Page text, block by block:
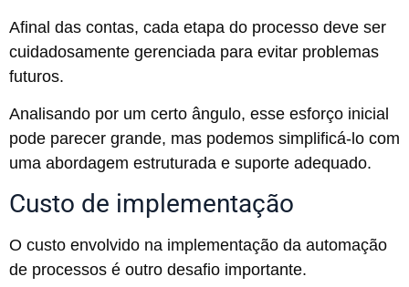
Afinal das contas, cada etapa do processo deve ser
cuidadosamente gerenciada para evitar problemas
futuros.
Analisando por um certo ângulo, esse esforço inicial
pode parecer grande, mas podemos simplificá-lo com
uma abordagem estruturada e suporte adequado.
Custo de implementação
O custo envolvido na implementação da automação
de processos é outro desafio importante.